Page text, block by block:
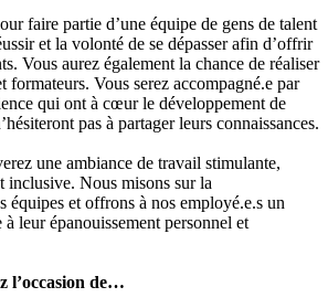
faire partie d’une équipe de gens de talent
et la volonté de se dépasser afin d’offrir
Vous aurez également la chance de réaliser
formateurs. Vous serez accompagné.e par
qui ont à cœur le développement de
pas à partager leurs connaissances.
une ambiance de travail stimulante,
inclusive. Nous misons sur la
équipes et offrons à nos employé.e.s un
leur épanouissement personnel et
l’occasion de…